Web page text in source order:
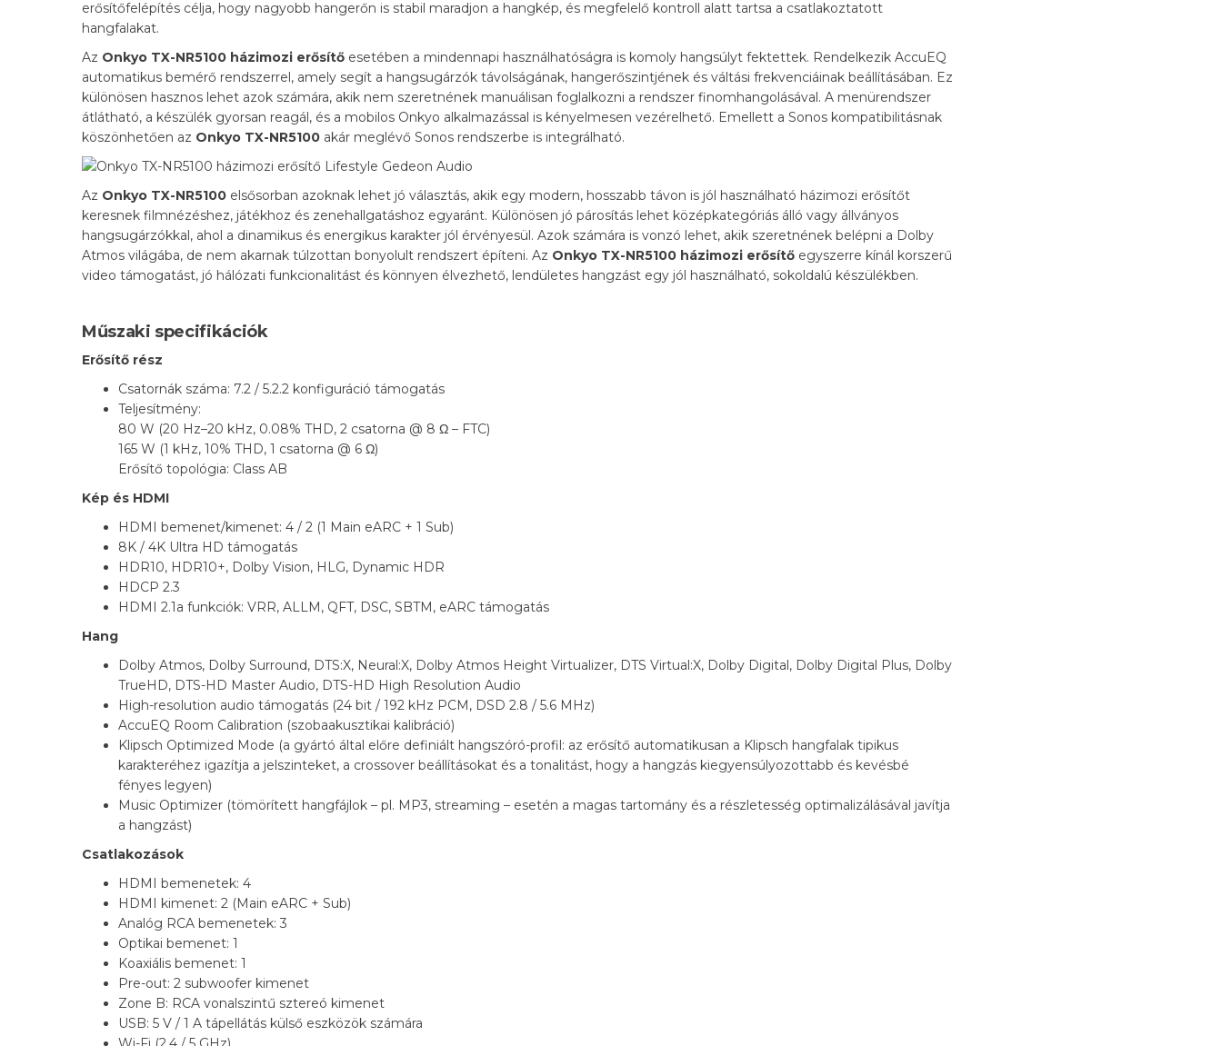
erősítőfelépítés célja, hogy nagyobb hangerőn is stabil maradjon a hangkép, és megfelelő kontroll alatt tartsa a csatlakoztatott
hangfalakat.
Az Onkyo TX-NR5100 házimozi erősítő esetében a mindennapi használhatóságra is komoly hangsúlyt fektettek. Rendelkezik AccuEQ
automatikus bemérő rendszerrel, amely segít a hangsugárzók távolságának, hangerőszintjének és váltási frekvenciáinak beállításában. Ez
különösen hasznos lehet azok számára, akik nem szeretnének manuálisan foglalkozni a rendszer finomhangolásával. A menürendszer
átlátható, a készülék gyorsan reagál, és a mobilos Onkyo alkalmazással is kényelmesen vezérelhető. Emellett a Sonos kompatibilitásnak
köszönhetően az Onkyo TX-NR5100 akár meglévő Sonos rendszerbe is integrálható.
Az Onkyo TX-NR5100 elsősorban azoknak lehet jó választás, akik egy modern, hosszabb távon is jól használható házimozi erősítőt
keresnek filmnézéshez, játékhoz és zenehallgatáshoz egyaránt. Különösen jó párosítás lehet középkategóriás álló vagy állványos
hangsugárzókkal, ahol a dinamikus és energikus karakter jól érvényesül. Azok számára is vonzó lehet, akik szeretnének belépni a Dolby
Atmos világába, de nem akarnak túlzottan bonyolult rendszert építeni. Az Onkyo TX-NR5100 házimozi erősítő egyszerre kínál korszerű
video támogatást, jó hálózati funkcionalitást és könnyen élvezhető, lendületes hangzást egy jól használható, sokoldalú készülékben.
Műszaki specifikációk
Erősítő rész
Csatornák száma: 7.2 / 5.2.2 konfiguráció támogatás
Teljesítmény:
80 W (20 Hz–20 kHz, 0.08% THD, 2 csatorna @ 8 Ω – FTC)
165 W (1 kHz, 10% THD, 1 csatorna @ 6 Ω)
Erősítő topológia: Class AB
Kép és HDMI
HDMI bemenet/kimenet: 4 / 2 (1 Main eARC + 1 Sub)
8K / 4K Ultra HD támogatás
HDR10, HDR10+, Dolby Vision, HLG, Dynamic HDR
HDCP 2.3
HDMI 2.1a funkciók: VRR, ALLM, QFT, DSC, SBTM, eARC támogatás
Hang
Dolby Atmos, Dolby Surround, DTS:X, Neural:X, Dolby Atmos Height Virtualizer, DTS Virtual:X, Dolby Digital, Dolby Digital Plus, Dolby
TrueHD, DTS-HD Master Audio, DTS-HD High Resolution Audio
High-resolution audio támogatás (24 bit / 192 kHz PCM, DSD 2.8 / 5.6 MHz)
AccuEQ Room Calibration (szobaakusztikai kalibráció)
Klipsch Optimized Mode (a gyártó által előre definiált hangszóró-profil: az erősítő automatikusan a Klipsch hangfalak tipikus
karakteréhez igazítja a jelszinteket, a crossover beállításokat és a tonalitást, hogy a hangzás kiegyensúlyozottabb és kevésbé
fényes legyen)
Music Optimizer (tömörített hangfájlok – pl. MP3, streaming – esetén a magas tartomány és a részletesség optimalizálásával javítja
a hangzást)
Csatlakozások
HDMI bemenetek: 4
HDMI kimenet: 2 (Main eARC + Sub)
Analóg RCA bemenetek: 3
Optikai bemenet: 1
Koaxiális bemenet: 1
Pre-out: 2 subwoofer kimenet
Zone B: RCA vonalszintű sztereó kimenet
USB: 5 V / 1 A tápellátás külső eszközök számára